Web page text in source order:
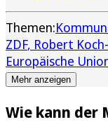
Themen:
ZDF Robert
Europäische
Mehr anzeigen
Wie kann der